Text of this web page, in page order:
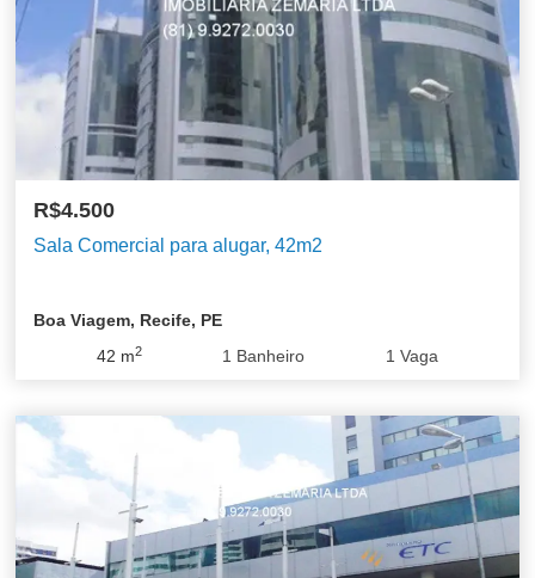
R$4.500
Sala Comercial para alugar, 42m2
Boa Viagem, Recife, PE
42 m2 1 Banheiro 1 Vaga